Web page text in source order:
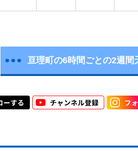
亘理町の6時間ごとの2週間